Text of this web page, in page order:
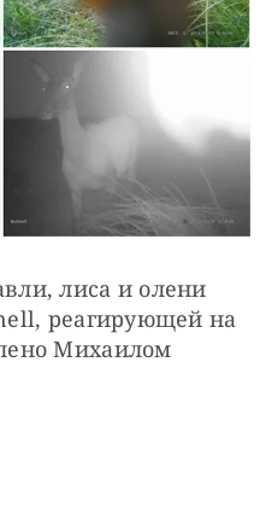
лиса и олени
реагирующей на
Михаилом